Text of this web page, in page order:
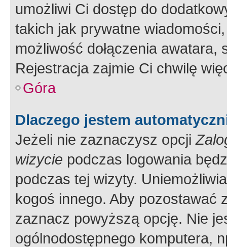
umożliwi Ci dostęp do
takich jak prywatne
możliwość dołączenia
Rejestracja zajmie Ci chwilę
Góra
Dlaczego jestem
Jeżeli nie zaznaczysz opcji
wizycie podczas logowania
podczas tej wizyty.
kogoś innego. Aby pozostawać
zaznacz powyższą opcję. Nie
ogólnodostępnego komputera,